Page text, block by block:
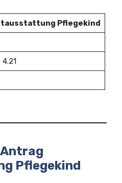
Pflegekind
4.21
Antrag
Pflegekind